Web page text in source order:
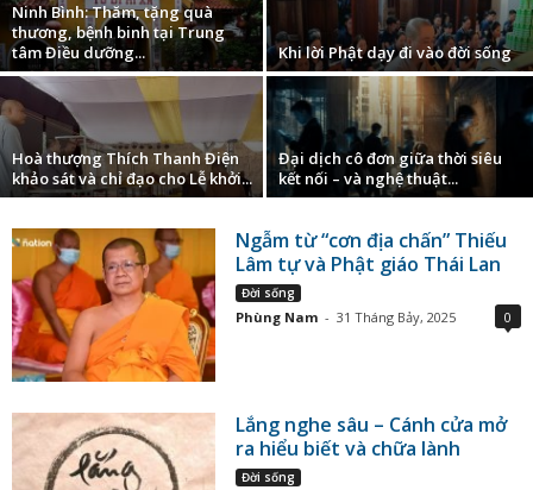
Ninh Bình: Thăm, tặng quà
thương, bệnh binh tại Trung
tâm Điều dưỡng...
Khi lời Phật dạy đi vào đời sống
Hoà thượng Thích Thanh Điện
khảo sát và chỉ đạo cho Lễ khởi...
Đại dịch cô đơn giữa thời siêu
kết nối – và nghệ thuật...
Ngẫm từ “cơn địa chấn” Thiếu
Lâm tự và Phật giáo Thái Lan
Đời sống
Phùng Nam - 31 Tháng Bảy, 2025 0
Lắng nghe sâu – Cánh cửa mở
ra hiểu biết và chữa lành
Đời sống